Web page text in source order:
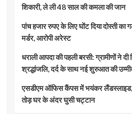
शिकारी, ले ली 48 साल की कमला की जान
पांच हजार रुपए के लिए घोंट दिया दोस्ती का
मर्डर, आरोपी अरेस्ट
धराली आपदा की पहली बरसी: ग्रामीणों ने दी
श्रद्धांजलि, दर्द के साथ नई शुरुआत की
एसडीएम ऑफिस कैंपस में भयंकर लैंडस्लाइड,
तोड़ घर के अंदर घुसी चट्टान